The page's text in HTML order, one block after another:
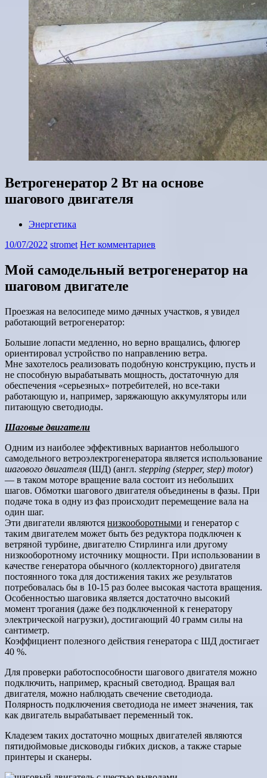
Ветрогенератор 2 Вт на основе
шагового двигателя
Энергетика
10/07/2022 stromet Нет комментариев
Мой самодельный ветрогенератор на
шаговом двигателе
Проезжая на велосипеде мимо дачных участков, я увидел
работающий ветрогенератор:
Большие лопасти медленно, но верно вращались, флюгер
ориентировал устройство по направлению ветра.
Мне захотелось реализовать подобную конструкцию, пусть и
не способную вырабатывать мощность, достаточную для
обеспечения «серьезных» потребителей, но все-таки
работающую и, например, заряжающую аккумуляторы или
питающую светодиоды.
Шаговые двигатели
Одним из наиболее эффективных вариантов небольшого
самодельного ветроэлектрогенератора является использование
шагового двигателя (ШД) (англ. stepping (stepper, step) motor)
— в таком моторе вращение вала состоит из небольших
шагов. Обмотки шагового двигателя объединены в фазы. При
подаче тока в одну из фаз происходит перемещение вала на
один шаг.
Эти двигатели являются низкооборотными и генератор с
таким двигателем может быть без редуктора подключен к
ветряной турбине, двигателю Стирлинга или другому
низкооборотному источнику мощности. При использовании в
качестве генератора обычного (коллекторного) двигателя
постоянного тока для достижения таких же результатов
потребовалась бы в 10-15 раз более высокая частота вращения.
Особенностью шаговика является достаточно высокий
момент трогания (даже без подключенной к генератору
электрической нагрузки), достигающий 40 грамм силы на
сантиметр.
Коэффициент полезного действия генератора с ШД достигает
40 %.
Для проверки работоспособности шагового двигателя можно
подключить, например, красный светодиод. Вращая вал
двигателя, можно наблюдать свечение светодиода.
Полярность подключения светодиода не имеет значения, так
как двигатель вырабатывает переменный ток.
Кладезем таких достаточно мощных двигателей являются
пятидюймовые дисководы гибких дисков, а также старые
принтеры и сканеры.